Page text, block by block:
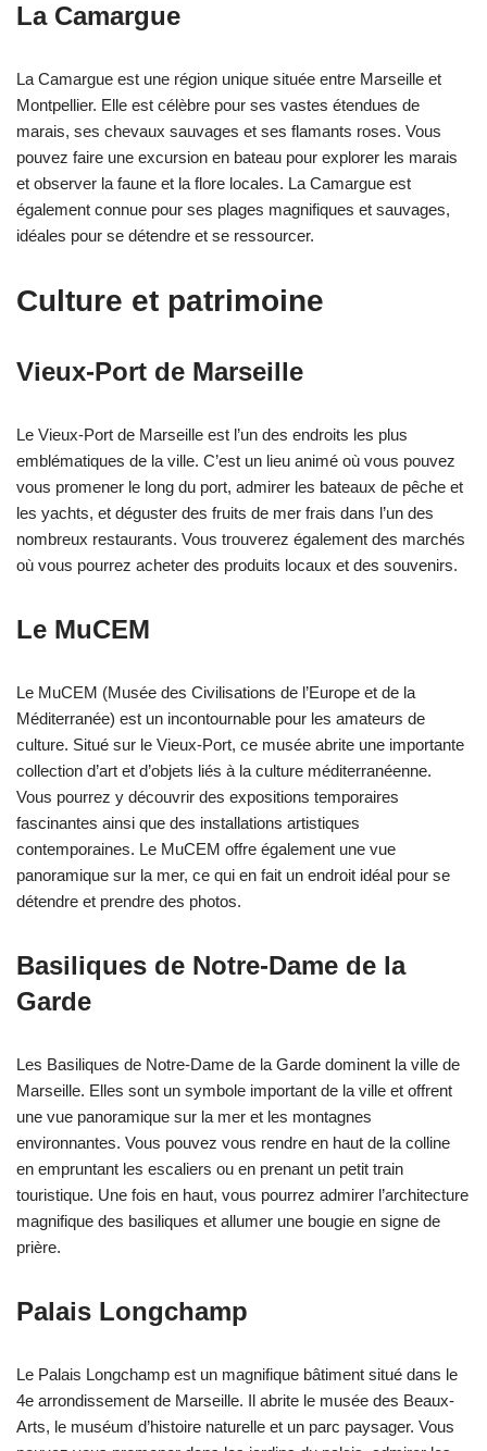
La Camargue
La Camargue est une région unique située entre Marseille et
Montpellier. Elle est célèbre pour ses vastes étendues de
marais, ses chevaux sauvages et ses flamants roses. Vous
pouvez faire une excursion en bateau pour explorer les marais
et observer la faune et la flore locales. La Camargue est
également connue pour ses plages magnifiques et sauvages,
idéales pour se détendre et se ressourcer.
Culture et patrimoine
Vieux-Port de Marseille
Le Vieux-Port de Marseille est l’un des endroits les plus
emblématiques de la ville. C’est un lieu animé où vous pouvez
vous promener le long du port, admirer les bateaux de pêche et
les yachts, et déguster des fruits de mer frais dans l’un des
nombreux restaurants. Vous trouverez également des marchés
où vous pourrez acheter des produits locaux et des souvenirs.
Le MuCEM
Le MuCEM (Musée des Civilisations de l’Europe et de la
Méditerranée) est un incontournable pour les amateurs de
culture. Situé sur le Vieux-Port, ce musée abrite une importante
collection d’art et d’objets liés à la culture méditerranéenne.
Vous pourrez y découvrir des expositions temporaires
fascinantes ainsi que des installations artistiques
contemporaines. Le MuCEM offre également une vue
panoramique sur la mer, ce qui en fait un endroit idéal pour se
détendre et prendre des photos.
Basiliques de Notre-Dame de la
Garde
Les Basiliques de Notre-Dame de la Garde dominent la ville de
Marseille. Elles sont un symbole important de la ville et offrent
une vue panoramique sur la mer et les montagnes
environnantes. Vous pouvez vous rendre en haut de la colline
en empruntant les escaliers ou en prenant un petit train
touristique. Une fois en haut, vous pourrez admirer l’architecture
magnifique des basiliques et allumer une bougie en signe de
prière.
Palais Longchamp
Le Palais Longchamp est un magnifique bâtiment situé dans le
4e arrondissement de Marseille. Il abrite le musée des Beaux-
Arts, le muséum d’histoire naturelle et un parc paysager. Vous